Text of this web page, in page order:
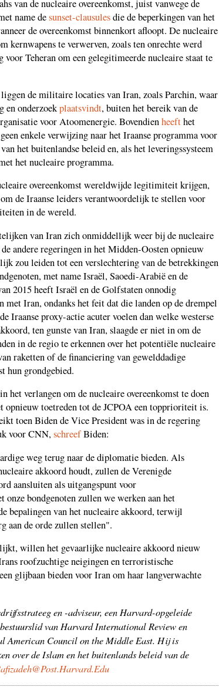
van de nucleaire overeenkomst, juist vanwege de
name desunset-clausulesdie de beperkingen van het
de overeenkomst binnenkort afloopt. De nucleaire
kernwapens te verwerven, zoals ten onrechte werd
voor Teheran om een gelegitimeerde nucleaire staat te
liggen de militaire locaties van Iran, zoals Parchin, waar
en onderzoekplaatsvindt, buiten het bereik van de
voor Atoomenergie. Bovendienheefthet
enkele verwijzing naar het Iraanse programma voor
het buitenlandse beleid en, als het leveringssysteem
het nucleaire programma.
overeenkomst wereldwijde legitimiteit krijgen,
de Iraanse leiders verantwoordelijk te stellen voor
in de wereld.
van Iran zich onmiddellijk weer bij de nucleaire
andere regeringen in het Midden-Oosten opnieuw
zou leiden tot een verslechtering van de betrekkingen
met name Israël, Saoedi-Arabië en de
2015 heeft Israël en de Golfstaten onnodig
met Iran, ondanks het feit dat die landen op de drempel
Iraanse proxy-actie acuter voelen dan welke westerse
ten gunste van Iran, slaagde er niet in om de
in de regio te erkennen over het potentiële nucleaire
raketten of de financiering van gewelddadige
hun grondgebied.
het verlangen om de nucleaire overeenkomst te doen
opnieuw toetreden tot de JCPOA een topprioriteit is.
toen Biden de Vice President was in de regering
voor CNN,schreefBiden:
weg terug naar de diplomatie bieden. Als
akkoord houdt, zullen de Verenigde
aansluiten als uitgangspunt voor
onze bondgenoten zullen we werken aan het
bepalingen van het nucleaire akkoord, terwijl
aan de orde zullen stellen".
willen het gevaarlijke nucleaire akkoord nieuw
roofzuchtige neigingen en terroristische
glijbaan bieden voor Iran om haar langverwachte
en -adviseur, een Harvard-opgeleide
van Harvard International Review en
American Council on the Middle East. Hij is
over de Islam en het buitenlands beleid van de